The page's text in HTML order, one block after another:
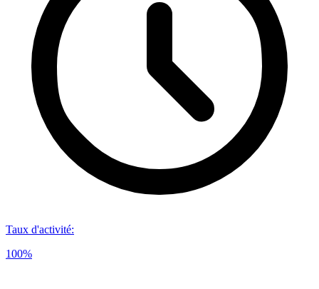
Taux d'activité:
100%